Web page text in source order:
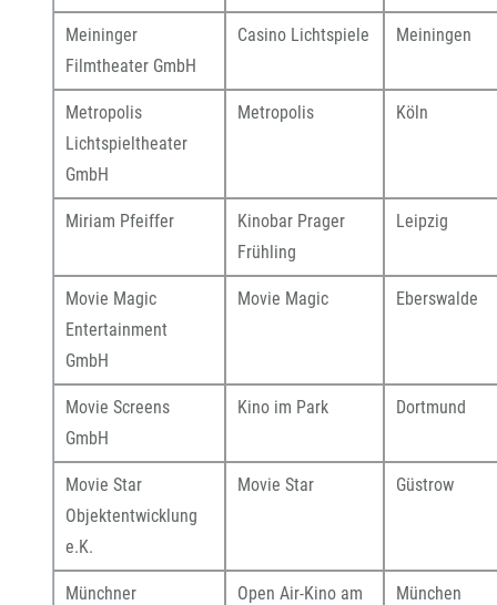
Meininger
Filmtheater GmbH
Casino Lichtspiele Meiningen
Metropolis
Lichtspieltheater
GmbH
Metropolis Köln
Miriam Pfeiffer
Kinobar Prager
Frühling
Leipzig
Movie Magic
Entertainment
GmbH
Movie Magic Eberswalde
Movie Screens
GmbH
Kino im Park Dortmund
Movie Star
Objektentwicklung
e.K.
Movie Star Güstrow
Münchner
Open Air-Kino am
München